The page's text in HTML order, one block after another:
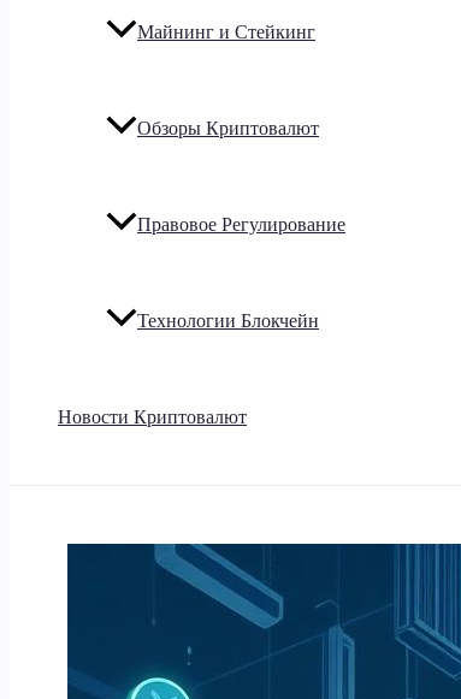
Майнинг и Стейкинг
Обзоры Криптовалют
Правовое Регулирование
Технологии Блокчейн
Новости Криптовалют